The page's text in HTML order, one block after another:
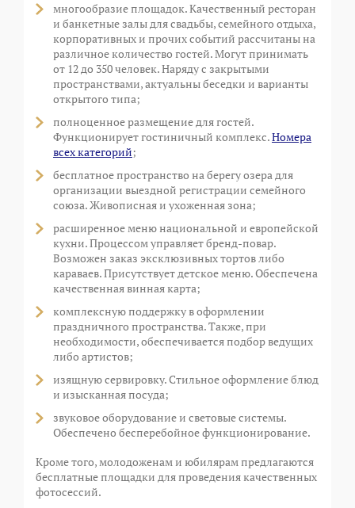
многообразие площадок. Качественный ресторан
и банкетные залы для свадьбы, семейного отдыха,
корпоративных и прочих событий рассчитаны на
различное количество гостей. Могут принимать
от 12 до 350 человек. Наряду с закрытыми
пространствами, актуальны беседки и варианты
открытого типа;
полноценное размещение для гостей.
Функционирует гостиничный комплекс.Номера
всех категорий;
бесплатное пространство на берегу озера для
организации выездной регистрации семейного
союза. Живописная и ухоженная зона;
расширенное меню национальной и европейской
кухни. Процессом управляет бренд-повар.
Возможен заказ эксклюзивных тортов либо
караваев. Присутствует детское меню. Обеспечена
качественная винная карта;
комплексную поддержку в оформлении
праздничного пространства. Также, при
необходимости, обеспечивается подбор ведущих
либо артистов;
изящную сервировку. Стильное оформление блюд
и изысканная посуда;
звуковое оборудование и световые системы.
Обеспечено бесперебойное функционирование.
Кроме того, молодоженам и юбилярам предлагаются
бесплатные площадки для проведения качественных
фотосессий.